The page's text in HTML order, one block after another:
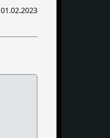
01.02.2023